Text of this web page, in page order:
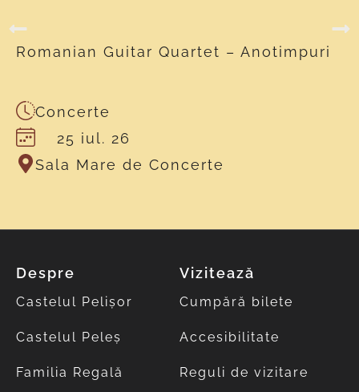
Romanian Guitar Quartet – Anotimpuri
Concerte
25 iul. 26
Sala Mare de Concerte
Despre
Castelul Pelișor
Castelul Peleș
Familia Regală
Vizitează
Cumpără bilete
Accesibilitate
Reguli de vizitare